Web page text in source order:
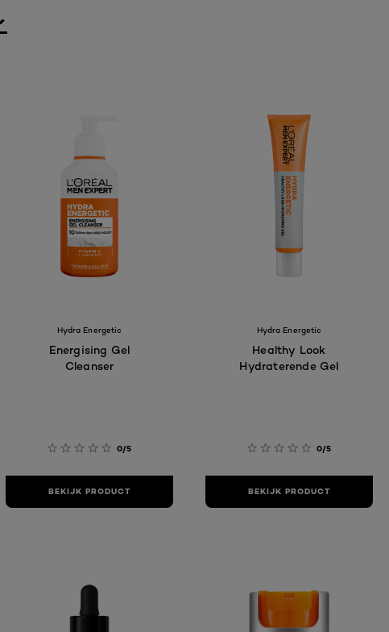
Hydra Energetic
Energising Gel
Cleanser
0/5
BEKIJK PRODUCT
Hydra Energetic
Healthy Look
Hydraterende Gel
0/5
BEKIJK PRODUCT